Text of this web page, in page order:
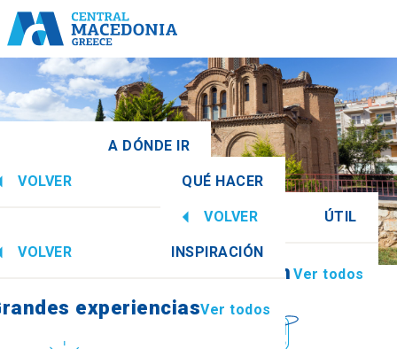
A DÓNDE IR
Imathia
VOLVER QUÉ HACER
Cultura
VOLVER ÚTIL
Información Ver todos
VOLVER INSPIRACIÓN
experienciasVer todos